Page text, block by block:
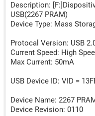
Description:
USB(2267 PRAM)
Device Type: Mass
Protocal Version: USB
Current Speed: High
Max Current: 50mA
USB Device ID: VID =
Device Name: 2267
Device Revision: 0110